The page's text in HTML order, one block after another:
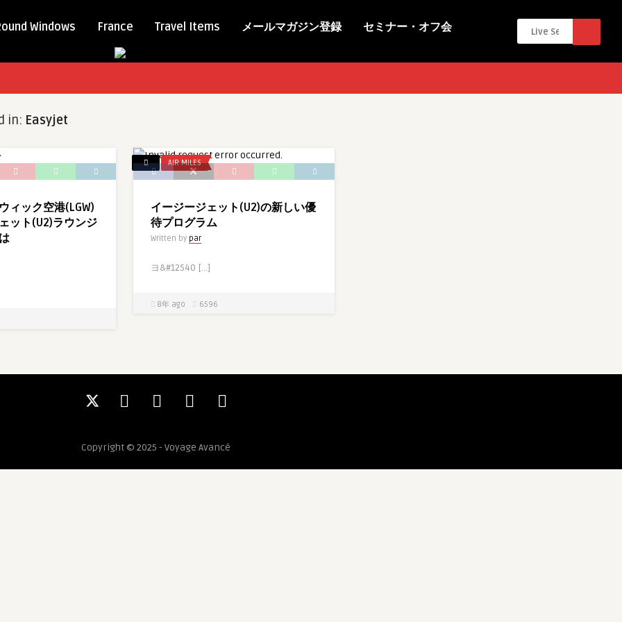
Windows France Travel Items メールマガジン登録 セミナー・オフ会
in: Easyjet
ィック空港(LGW)
ット(U2)ラウンジ
AIR MILES
イージージェット(U2)の新しい優
待プログラム
Written by par
ヨ&#12540 […]
8年 ago 6596
Copyright © 2025 - Voyage Avancé